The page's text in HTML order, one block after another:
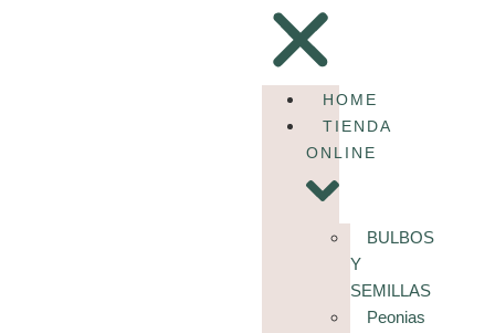
HOME
TIENDA
ONLINE
BULBOS
Y
SEMILLAS
Peonias